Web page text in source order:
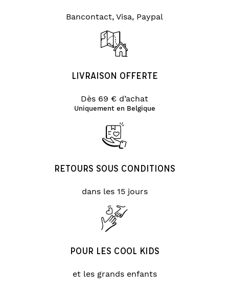
Bancontact, Visa, Paypal
LIVRAISON OFFERTE
Dès 69 € d’achat
Uniquement en Belgique
RETOURS SOUS CONDITIONS
dans les 15 jours
POUR LES COOL KIDS
et les grands enfants